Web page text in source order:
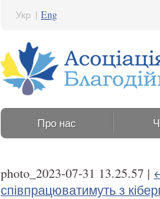
Укр | Eng
Про нас
photo_2023-07-31 13.25.57 |
співпрацюватимуть з